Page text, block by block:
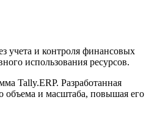
учета и контроля финансовых
использования ресурсов.
Tally.ERP. Разработанная
объема и масштаба, повышая его